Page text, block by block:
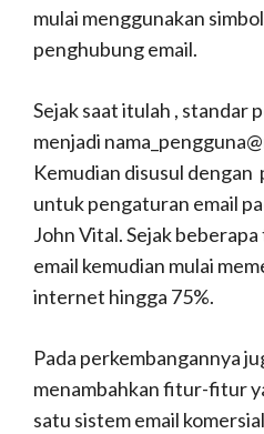
mulai menggunakan simbol
penghubung email.
Sejak saat itulah , standar
menjadi
Kemudian disusul
untuk pengaturan email
John Vital. Sejak
email kemudian mulai
internet hingga 75%.
Pada perkembangannya
menambahkan fitur-fitur
satu sistem email